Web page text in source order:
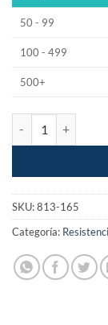
50 - 99
100 - 499
500+
SKU:813-165
Categoría: